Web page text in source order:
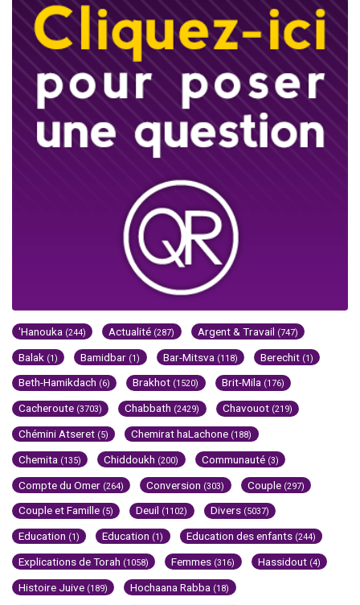
'Hanouka (244) Actualité (287) Argent & Travail (747)
Balak (1) Bamidbar (1) Bar-Mitsva (118) Berechit (1)
Beth-Hamikdach (6) Brakhot (1520) Brit-Mila (176)
Cacheroute (3703) Chabbath (2429) Chavouot (219)
Chémini Atseret (5) Chemirat haLachone (188)
Chemita (135) Chiddoukh (200) Communauté (3)
Compte du Omer (264) Conversion (303) Couple (297)
Couple et Famille (5) Deuil (1102) Divers (5037)
Education (1) Education (1) Education des enfants (244)
Explications de Torah (1058) Femmes (316) Hassidout (4)
Histoire Juive (189) Hochaana Rabba (18)